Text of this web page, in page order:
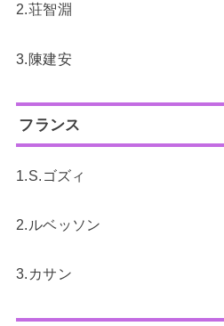
2.荘智淵
3.陳建安
フランス
1.S.ゴズィ
2.ルベッソン
3.カサン